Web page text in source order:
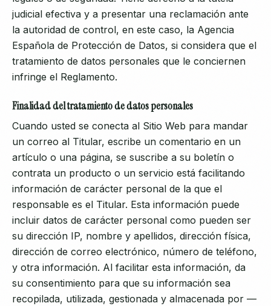
judicial efectiva y a presentar una reclamación ante
la autoridad de control, en este caso, la Agencia
Española de Protección de Datos, si considera que el
tratamiento de datos personales que le conciernen
infringe el Reglamento.
Finalidad del tratamiento de datos personales
Cuando usted se conecta al Sitio Web para mandar
un correo al Titular, escribe un comentario en un
artículo o una página, se suscribe a su boletín o
contrata un producto o un servicio está facilitando
información de carácter personal de la que el
responsable es el Titular. Esta información puede
incluir datos de carácter personal como pueden ser
su dirección IP, nombre y apellidos, dirección física,
dirección de correo electrónico, número de teléfono,
y otra información. Al facilitar esta información, da
su consentimiento para que su información sea
recopilada, utilizada, gestionada y almacenada por —